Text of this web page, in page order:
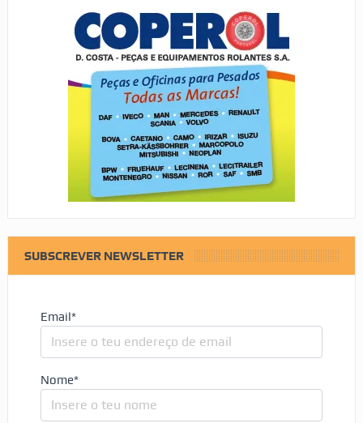
SUBSCREVER NEWSLETTER
Email*
Nome*